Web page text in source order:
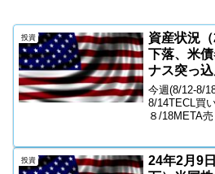
投資
資産状況
下落、米
ナス突っ
【9-12月
今週(8/12-8/
8/14TECL
８/18META
ン特定買い
投資
24年2月9